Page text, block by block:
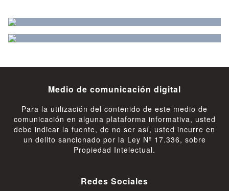
Medio de comunicación digital
Para la utilización del contenido de este medio de
comunicación en alguna plataforma informativa, usted
debe indicar la fuente, de no ser así, usted incurre en
un delito sancionado por la Ley Nº 17.336, sobre
Propiedad Intelectual.
Redes Sociales